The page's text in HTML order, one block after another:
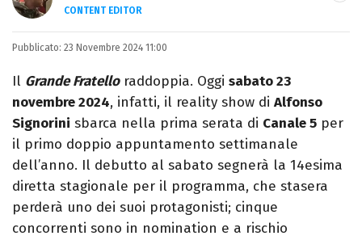
CONTENT EDITOR
Laurea in Lettere, smania di viaggi e
Pixar).
Pubblicato: 23 Novembre 2024 11:00
Il Grande Fratelloraddoppia. Oggi sabato 23
novembre 2024, infatti, il reality show di Alfonso
Signorini sbarca nella prima serata di Canale 5 per
il primo doppio appuntamento settimanale
dell’anno. Il debutto al sabato segnerà la 14esima
diretta stagionale per il programma, che stasera
perderà uno dei suoi protagonisti; cinque
concorrenti sono in nomination e a rischio